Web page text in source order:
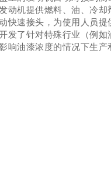
动机提供燃料、油、冷却
快速接头，为使用人员
发了针对特殊行业（例
响油漆浓度的情况下生产